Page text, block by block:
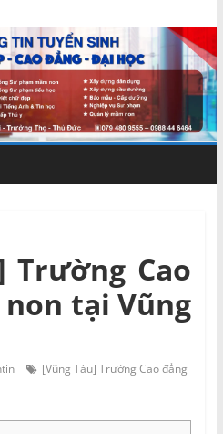
Trường Cao
tại Vũng
[Vũng Tàu] Trường Cao đẳng